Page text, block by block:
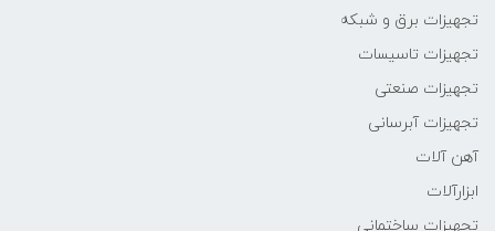
تجهیزات برق و شبکه
تجهیزات تاسیسات
تجهیزات صنعتی
تجهیزات آبرسانی
آهن آلات
ابزارآلات
تجهیزات ساختمانی